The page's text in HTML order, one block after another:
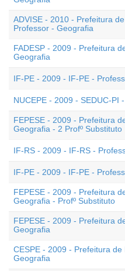
ADVISE - 2010 - Prefeitura
Professor - Geografia
FADESP - 2009 - Prefeitura
Geografia
IF-PE - 2009 - IF-PE -
NUCEPE - 2009 - SEDUC-PI
FEPESE - 2009 - Prefeitura
Geografia - 2 Profº Substituto
IF-RS - 2009 - IF-RS -
IF-PE - 2009 - IF-PE -
FEPESE - 2009 - Prefeitura
Geografia - Profº Substituto
FEPESE - 2009 - Prefeitura
Geografia
CESPE - 2009 - Prefeitura
Geografia